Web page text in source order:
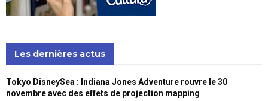
Les dernières actus
Tokyo DisneySea : Indiana Jones Adventure rouvre le 30
novembre avec des effets de projection mapping